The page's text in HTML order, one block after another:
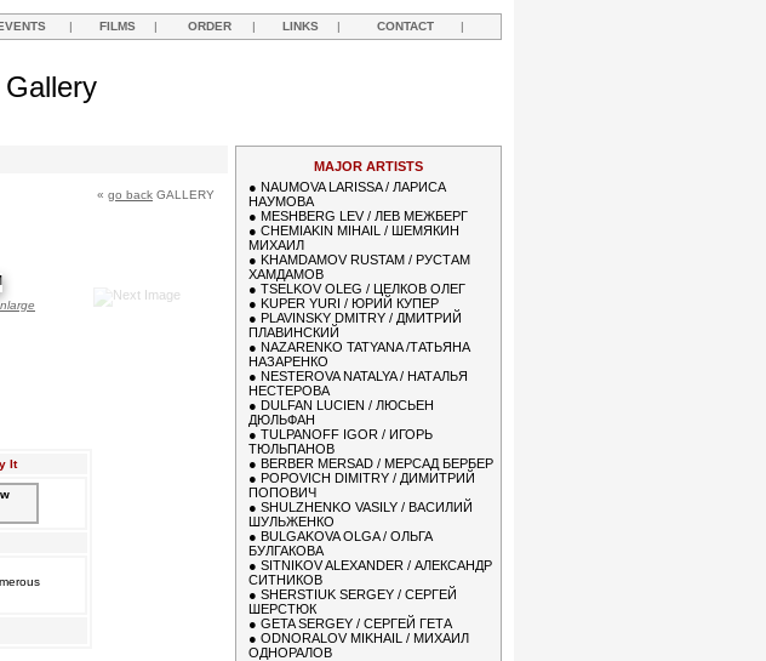
| FILMS | ORDER | LINKS | CONTACT |
« go back GALLERY
It
MAJOR ARTISTS
● NAUMOVA LARISSA / ЛАРИСА
НАУМОВА
● MESHBERG LEV / ЛЕВ МЕЖБЕРГ
● CHEMIAKIN MIHAIL / ШЕМЯКИН
МИХАИЛ
● KHAMDAMOV RUSTAM / РУСТАМ
ХАМДАМОВ
● TSELKOV OLEG / ЦЕЛКОВ ОЛЕГ
● KUPER YURI / ЮРИЙ КУПЕР
● PLAVINSKY DMITRY / ДМИТРИЙ
ПЛАВИНСКИЙ
● NAZARENKO TATYANA /ТАТЬЯНА
НАЗАРЕНКО
● NESTEROVA NATALYA / НАТАЛЬЯ
НЕСТЕРОВА
● DULFAN LUCIEN / ЛЮСЬЕН
ДЮЛЬФАН
● TULPANOFF IGOR / ИГОРЬ
ТЮЛЬПАНОВ
● BERBER MERSAD / МЕРСАД БЕРБЕР
● POPOVICH DIMITRY / ДИМИТРИЙ
ПОПОВИЧ
● SHULZHENKO VASILY / ВАСИЛИЙ
ШУЛЬЖЕНКО
● BULGAKOVA OLGA / ОЛЬГА
БУЛГАКОВА
● SITNIKOV ALEXANDER / АЛЕКСАНДР
СИТНИКОВ
● SHERSTIUK SERGEY / СЕРГЕЙ
ШЕРСТЮК
● GETA SERGEY / СЕРГЕЙ ГЕТА
● ODNORALOV MIKHAIL / МИХАИЛ
ОДНОРАЛОВ